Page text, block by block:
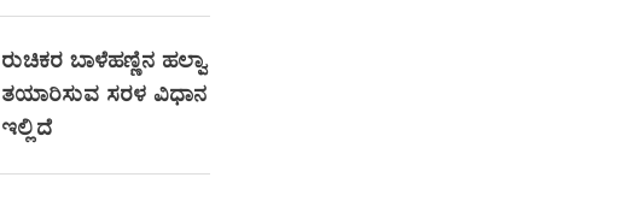
ರುಚಿಕರ ಬಾಳೆಹಣ್ಣಿನ ಹಲ್ವಾ
ತಯಾರಿಸುವ ಸರಳ ವಿಧಾನ
ಇಲ್ಲಿದೆ